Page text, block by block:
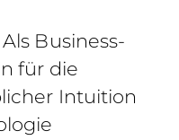
Business-
für die
Intuition